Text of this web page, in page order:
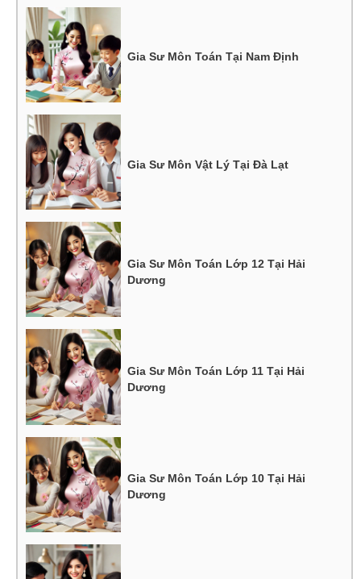
Gia Sư Môn Toán Tại Nam Định
Gia Sư Môn Vật Lý Tại Đà Lạt
Gia Sư Môn Toán Lớp 12 Tại Hải
Dương
Gia Sư Môn Toán Lớp 11 Tại Hải
Dương
Gia Sư Môn Toán Lớp 10 Tại Hải
Dương